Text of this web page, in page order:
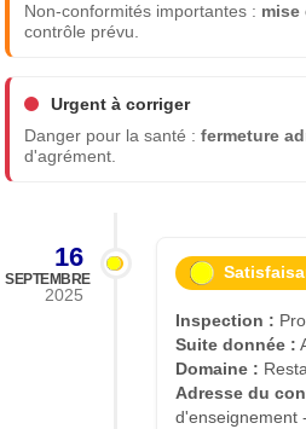
Non-conformités importantes : mise
contrôle prévu.
Urgent à corriger
Danger pour la santé :fermeture
d'agrément.
16
SEPTEMBRE
2025
Inspection :
Suite donnée :
Domaine :
Adresse du
d'enseignement